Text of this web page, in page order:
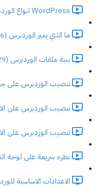
WordPress انواع الوردبرس (3:48)
ما الذي يميز الوردبرس (2:56)
بنية ملفات الوردبرس (3:29)
تنصيب الوردبرس على
تنصيب الوردبرس على
تنصيب الوردبرس على
نظره سريعة على لوحة
الاعدادات الاساسية